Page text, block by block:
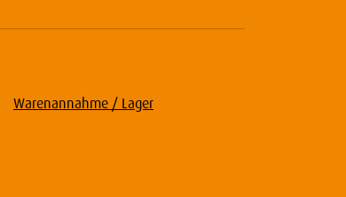
Warenannahme / Lager